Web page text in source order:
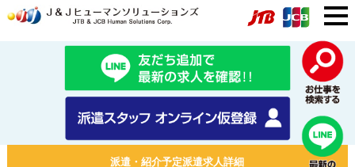
派遣・紹介予定派遣求人詳細